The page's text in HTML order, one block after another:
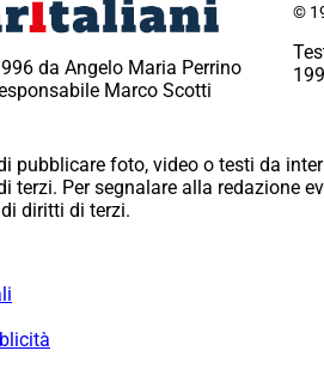
da Angelo Maria Perrino
Marco Scotti
©
pubblicare foto, video o testi da
terzi. Per segnalare alla redazione
diritti di terzi.